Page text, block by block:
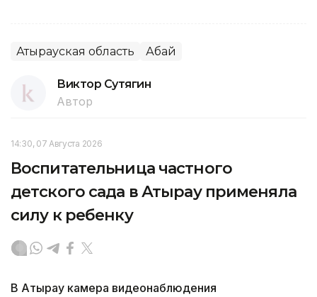
Атырауская область Абай
Виктор Сутягин
Автор
14:30, 07 Августа 2026
Воспитательница частного
детского сада в Атырау применяла
силу к ребенку
В Атырау камера видеонаблюдения